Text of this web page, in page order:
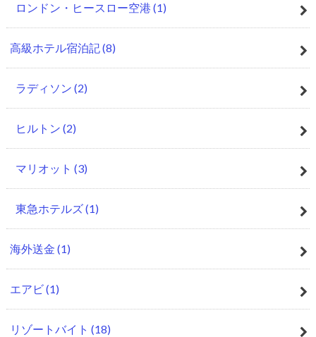
ロンドン・ヒースロー空港 (1)
高級ホテル宿泊記(8)
ラディソン (2)
ヒルトン (2)
マリオット (3)
東急ホテルズ(1)
海外送金 (1)
エアビ(1)
リゾートバイト (18)